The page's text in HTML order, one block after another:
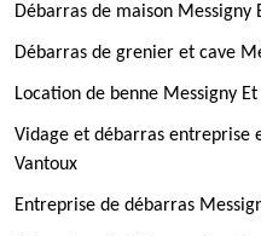
Débarras de maison Messigny
Débarras de grenier et cave
Location de benne Messigny
Vidage et débarras entreprise
Vantoux
Entreprise de débarras